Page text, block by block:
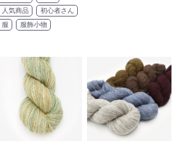
人気商品
初心者さん
服
服飾小物